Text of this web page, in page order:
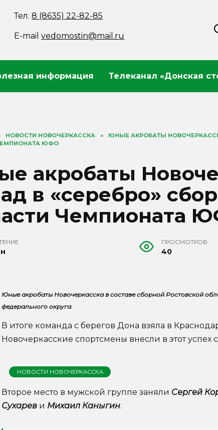
Тел.8 (8635) 22-82-85
E-mailvedomostin@mail.ru
информация Телеканал «Донская
НОВОСТИ НОВОЧЕРКАССКА »
ЮНЫЕ АКРОБАТЫ
ЮФО
акробаты
в «серебро»
Чемпионата
ПРОСМОТРОВ
40
Юные акробаты Новочеркасска в составе сборной Ростовской
федерального округа.
В итоге команда с берегов Дона взяла в
Новочеркасские спортсмены внесли в этот успех
НОВОСТИ НОВОЧЕРКАССКА
Второе место в мужской группе заняли Сергей
Сухарев и Михаил Каныгин.